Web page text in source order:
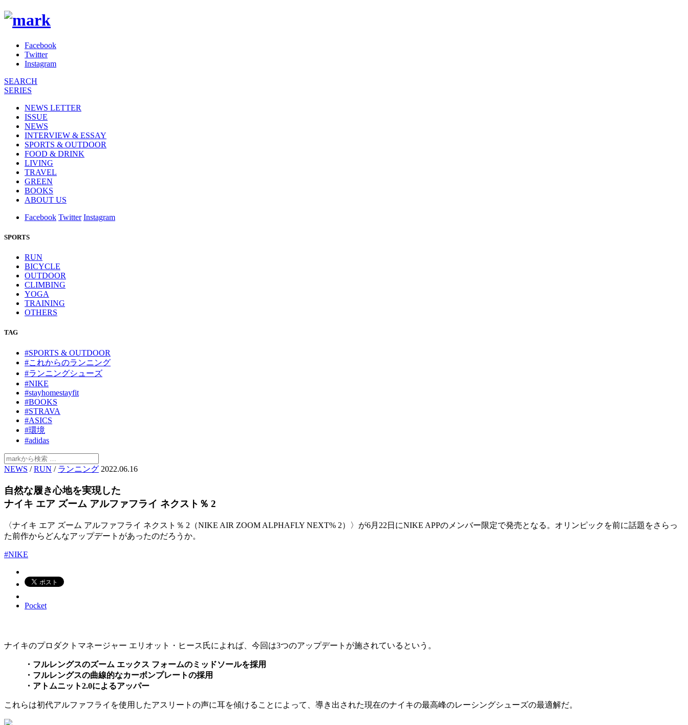
Facebook
Twitter
Instagram
SEARCH
SERIES
NEWS LETTER
ISSUE
NEWS
INTERVIEW & ESSAY
SPORTS & OUTDOOR
FOOD & DRINK
LIVING
TRAVEL
GREEN
BOOKS
ABOUT US
Facebook Twitter Instagram
SPORTS
RUN
BICYCLE
OUTDOOR
CLIMBING
YOGA
TRAINING
OTHERS
TAG
#SPORTS & OUTDOOR
#これからのランニング
#ランニングシューズ
#NIKE
#stayhomestayfit
#BOOKS
#STRAVA
#ASICS
#環境
#adidas
NEWS /RUN / ランニング 2022.06.16
自然な履き心地を実現した
ナイキ エア ズーム アルファフライ ネクスト％ 2
〈ナイキ エア ズーム アルファフライ ネクスト％ 2（NIKE AIR ZOOM ALPHAFLY NEXT% 2）〉が6月22日にNIKE APPのメンバー限定で発売となる。オリンピックを前に話題をさらっ
た前作からどんなアップデートがあったのだろうか。
#NIKE
Pocket
ナイキのプロダクトマネージャー エリオット・ヒース氏によれば、今回は3つのアップデートが施されているという。
・フルレングスのズーム エックス フォームのミッドソールを採用
・フルレングスの曲線的なカーボンプレートの採用
・アトムニット2.0によるアッパー
これらは初代アルファフライを使用したアスリートの声に耳を傾けることによって、導き出された現在のナイキの最高峰のレーシングシューズの最適解だ。